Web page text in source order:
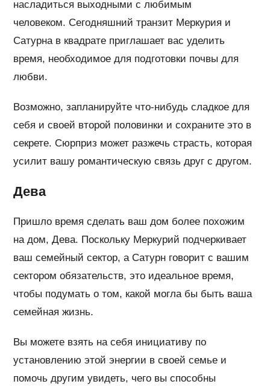
насладиться выходными с любимым
человеком. Сегодняшний транзит Меркурия и
Сатурна в квадрате приглашает вас уделить
время, необходимое для подготовки почвы для
любви.
Возможно, запланируйте что-нибудь сладкое для
себя и своей второй половинки и сохраните это в
секрете. Сюрприз может разжечь страсть, которая
усилит вашу романтическую связь друг с другом.
Дева
Пришло время сделать ваш дом более похожим
на дом, Дева. Поскольку Меркурий подчеркивает
ваш семейный сектор, а Сатурн говорит с вашим
сектором обязательств, это идеальное время,
чтобы подумать о том, какой могла бы быть ваша
семейная жизнь.
Вы можете взять на себя инициативу по
установлению этой энергии в своей семье и
помочь другим увидеть, чего вы способны